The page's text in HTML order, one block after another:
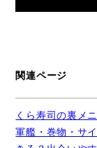
関連ページ
くら寿司の裏メ
軍艦・巻物・サ